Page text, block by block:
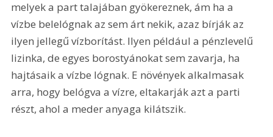
melyek a part talajában gyökereznek, ám ha a
vízbe belelógnak az sem árt nekik, azaz bírják az
ilyen jellegű vízborítást. Ilyen például a pénzlevelű
lizinka, de egyes borostyánokat sem zavarja, ha
hajtásaik a vízbe lógnak. E növények alkalmasak
arra, hogy belógva a vízre, eltakarják azt a parti
részt, ahol a meder anyaga kilátszik.